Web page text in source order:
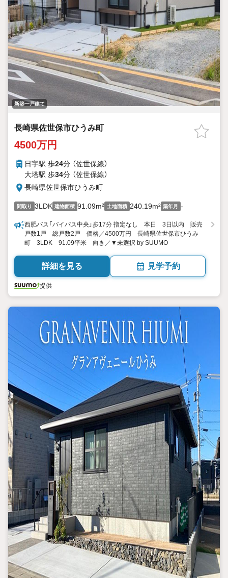
新築一戸建て
長崎県佐世保市ひうみ町
4500万円
日宇駅 歩24分 （佐世保線）
大塔駅 歩34分 （佐世保線）
長崎県佐世保市ひうみ町
間取り 3LDK 建物面積 91.09m² 土地面積 240.19m² 築年月 -
西肥バス「バイパス中央」歩17分 指定なし 本日 3日以内 販売
戸数1戸 総戸数2戸 価格／4500万円 長崎県佐世保市ひうみ
町 3LDK 91.09平米 向き／▼未選択 by SUUMO
詳細を見る 見学予約
提供